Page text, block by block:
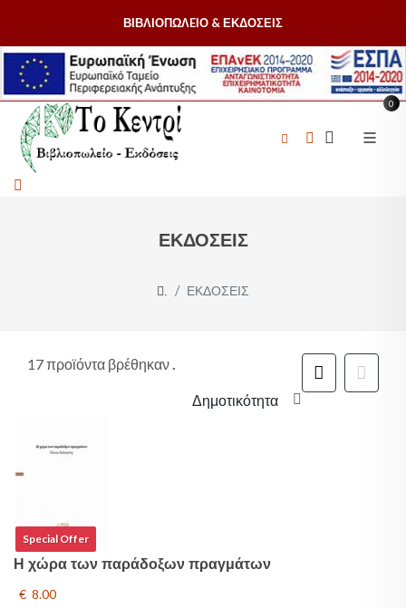
ΒΙΒΛΙΟΠΩΛEΙΟ & ΕΚΔΟΣΕΙΣ
0
ΕΚΔΟΣΕΙΣ
. ΕΚΔΟΣΕΙΣ
17 προϊόντα βρέθηκαν .
Δημοτικότητα
Special Offer
Η χώρα των παράδοξων πραγμάτων
€ 8.00